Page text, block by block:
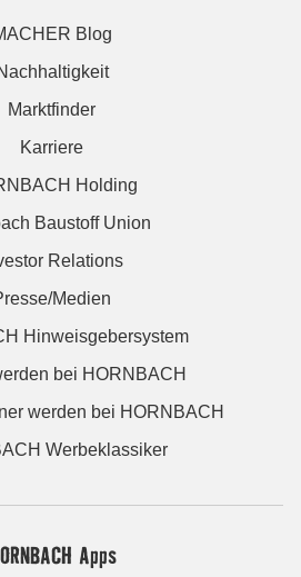
Blog
Marktfinder
Karriere
Holding
Baustoff Union
Relations
Medien
Hinweisgebersystem
bei HORNBACH
werden bei HORNBACH
Werbeklassiker
Apps